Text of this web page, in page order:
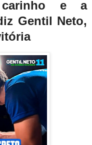
e a
Gentil Neto,